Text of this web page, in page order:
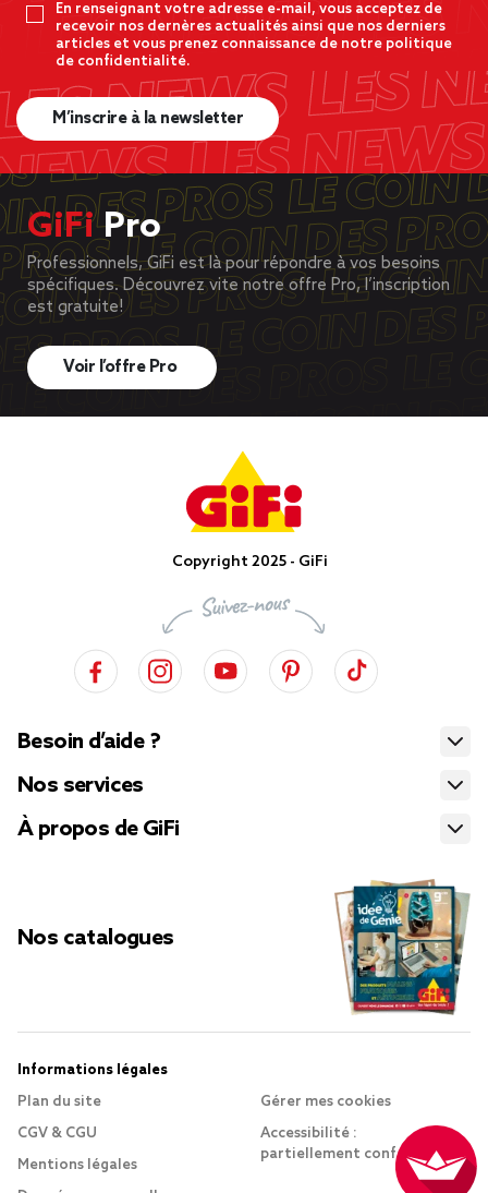
En renseignant votre adresse e-mail, vous acceptez de
recevoir nos dernères actualités ainsi que nos derniers
articles et vous prenez connaissance de notre politique
de confidentialité.
M’inscrire à la newsletter
GiFiPro
Professionnels, GiFi est là pour répondre à vos besoins
spécifiques. Découvrez vite notre offre Pro, l’inscription
est gratuite!
Voir l’offre Pro
Copyright 2025 - GiFi
Besoin d’aide ?
Nos services
À propos de GiFi
Nos catalogues
Informations légales
Plan du site
CGV & CGU
Mentions légales
Gérer mes cookies
Accessibilité :
partiellement conforme